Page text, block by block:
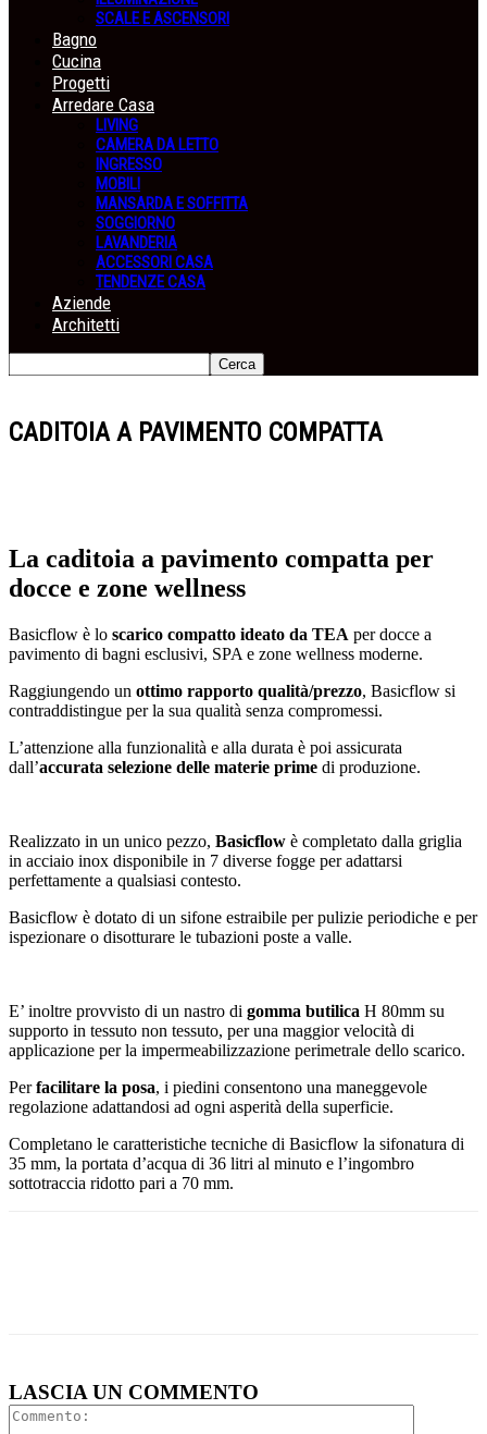
SCALE E ASCENSORI
Bagno
Cucina
Progetti
Arredare Casa
LIVING
CAMERA DA LETTO
INGRESSO
MOBILI
MANSARDA E SOFFITTA
SOGGIORNO
LAVANDERIA
ACCESSORI CASA
TENDENZE CASA
Aziende
Architetti
CADITOIA A PAVIMENTO COMPATTA
La caditoia a pavimento compatta per
docce e zone wellness
Basicflow è lo scarico compatto ideato da TEA per docce a
pavimento di bagni esclusivi, SPA e zone wellness moderne.
Raggiungendo un ottimo rapporto qualità/prezzo, Basicflow si
contraddistingue per la sua qualità senza compromessi.
L’attenzione alla funzionalità e alla durata è poi assicurata
dall’accurata selezione delle materie prime di produzione.
Realizzato in un unico pezzo, Basicflow è completato dalla griglia
in acciaio inox disponibile in 7 diverse fogge per adattarsi
perfettamente a qualsiasi contesto.
Basicflow è dotato di un sifone estraibile per pulizie periodiche e per
ispezionare o disotturare le tubazioni poste a valle.
E’ inoltre provvisto di un nastro di gomma butilica H 80mm su
supporto in tessuto non tessuto, per una maggior velocità di
applicazione per la impermeabilizzazione perimetrale dello scarico.
Perfacilitare la posa, i piedini consentono una maneggevole
regolazione adattandosi ad ogni asperità della superficie.
Completano le caratteristiche tecniche di Basicflow la sifonatura di
35 mm, la portata d’acqua di 36 litri al minuto e l’ingombro
sottotraccia ridotto pari a 70 mm.
LASCIA UN COMMENTO